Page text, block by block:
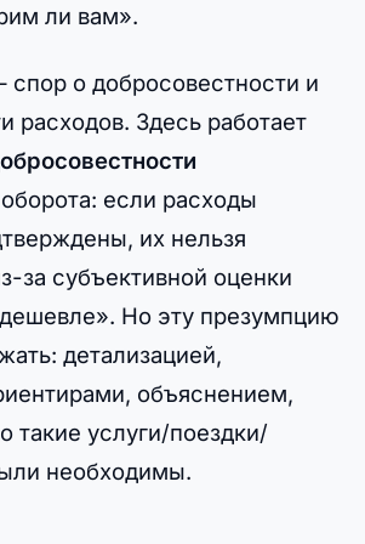
ли вам».
о добросовестности и
расходов. Здесь работает
если расходы
их нельзя
за субъективной оценки
Но эту презумпцию
детализацией,
объяснением,
такие услуги/поездки/
необходимы.